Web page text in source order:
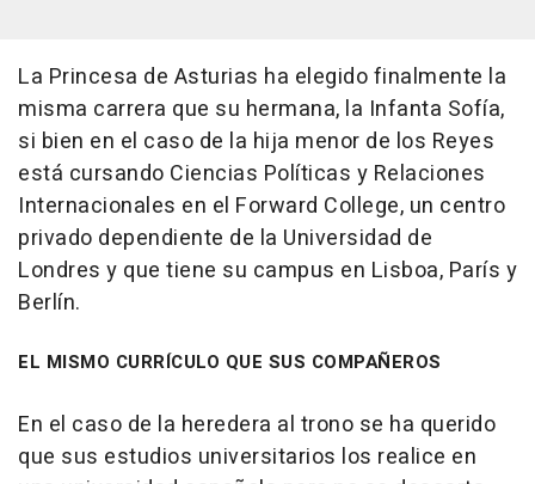
La Princesa de Asturias ha elegido finalmente la
misma carrera que su hermana, la Infanta Sofía,
si bien en el caso de la hija menor de los Reyes
está cursando Ciencias Políticas y Relaciones
Internacionales en el Forward College, un centro
privado dependiente de la Universidad de
Londres y que tiene su campus en Lisboa, París y
Berlín.
EL MISMO CURRÍCULO QUE SUS COMPAÑEROS
En el caso de la heredera al trono se ha querido
que sus estudios universitarios los realice en